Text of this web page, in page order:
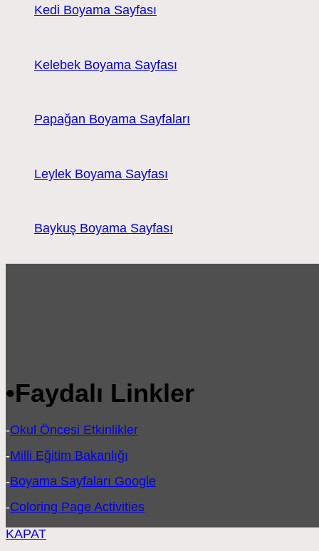
Kedi Boyama Sayfası
Kelebek Boyama Sayfası
Papağan Boyama Sayfaları
Leylek Boyama Sayfası
Baykuş Boyama Sayfası
•Faydalı Linkler
-Okul Öncesi Etkinlikler
-Milli Eğitim Bakanlığı
-Boyama Sayfaları Google
-Coloring Page Activities
KAPAT